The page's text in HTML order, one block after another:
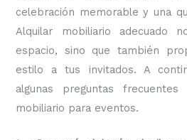
celebración memorable y una
Alquilar mobiliario adecuado
espacio, sino que también
estilo a tus invitados. A
algunas preguntas
mobiliario para eventos.